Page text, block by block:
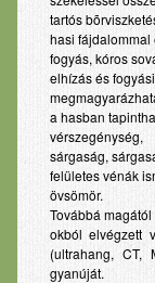
tartós
hasi fájdalommal
fogyás, kóros
elhízás és
a hasban
vérszegénység,
sárgaság,
felületes vénák
övsömör.
Továbbá
okból elvégzett
(ultrahang, CT,
gyanúját.